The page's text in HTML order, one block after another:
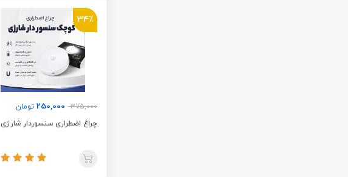
34٪
375,000
250,000 تومان
چراغ اضطراری سنسوردار شارژی